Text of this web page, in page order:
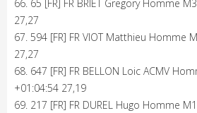
66. 65 [FR] FR BRIET Gregory Homme
27,27
67. 594 [FR] FR VIOT Matthieu Homme
27,27
68. 647 [FR] FR BELLON Loic ACMV
+01:04:54 27,19
69. 217 [FR] FR DUREL Hugo Homme